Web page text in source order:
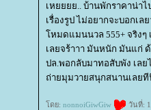
เหยยยย.. บ้านพักราคาน่า
เรื่องรูป ไม่อยากจะบอกเล
หมดแมนนวล 555+ จริงๆ
เลยจร้าาา มันหนัก มันแก่
ปล.พอกลับมาทอสับพัง เลย
ถ่ายมุมวายสนุกสนานเลย
ดย: nonnoiGiwGiw วันที่: